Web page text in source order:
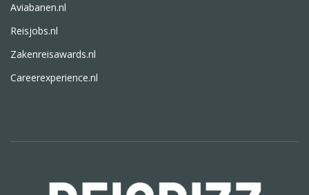
Aviabanen.nl
Reisjobs.nl
Zakenreisawards.nl
Careerexperience.nl